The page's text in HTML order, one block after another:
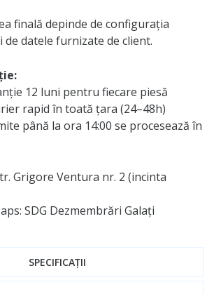
finală depinde de configurația
datele furnizate de client.
12 luni pentru fiecare piesă
rapid în toată țara (24–48h)
până la ora 14:00 se procesează în
Grigore Ventura nr. 2 (incinta
SDG Dezmembrări Galați
SPECIFICAȚII